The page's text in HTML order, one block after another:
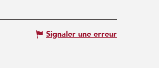
Signaler une erreur